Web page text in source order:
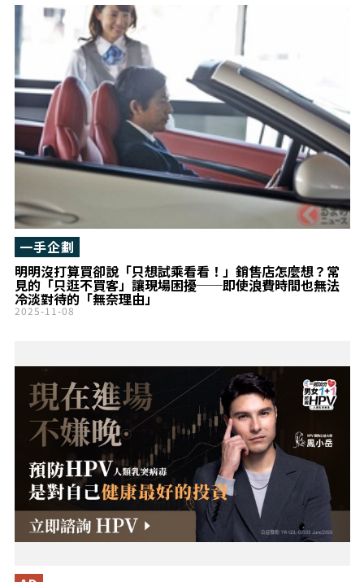
明明沒打算買卻說「只想試乘看看！」銷售店怎麼想？常
見的「只逛不買客」讓現場困擾──即使浪費時間也無法
冷淡對待的「無奈理由」
一手企劃
2025-11-08